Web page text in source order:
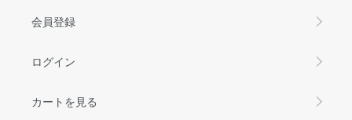
会員登録
ログイン
カートを見る